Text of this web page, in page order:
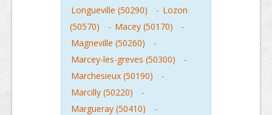
Longueville (50290)
- Lozon
(50570)
- Macey (50170)
-
Magneville (50260)
-
Marcey-les-greves (50300)
-
Marchesieux (50190)
-
Marcilly (50220)
-
Margueray (50410)
-